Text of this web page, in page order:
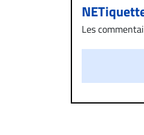
Les
Si votre
l’espace